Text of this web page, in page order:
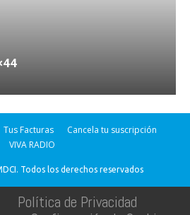
Tus Facturas
Cancela tu suscripción
VIVA RADIO
Todos los derechos reservados
Política de Privacidad